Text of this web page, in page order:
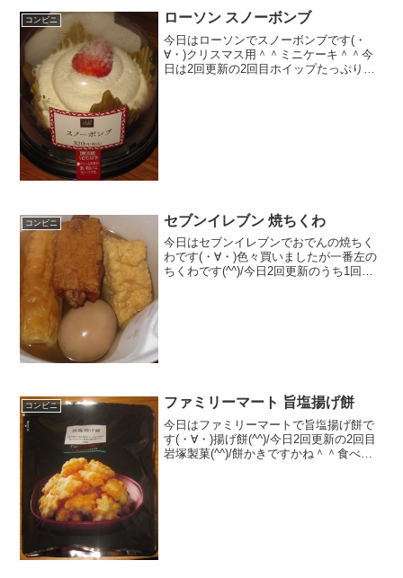
コンビニ ローソン スノーボンブ
今日はローソンでスノーボンブです(・
∀・)クリスマス用＾＾ミニケーキ＾＾今
日は2回更新の2回目ホイップたっぷり＾
コンビニ セブンイレブン 焼ちくわ
今日はセブンイレブンでおでんの焼ちく
わです(・∀・)色々買いましたが一番左の
ちくわです(^^)/今日2回更新のうち1回目
コンビニ ファミリーマート 旨塩揚げ餅
今日はファミリーマートで旨塩揚げ餅で
す(・∀・)揚げ餅(^^)/今日2回更新の2回目
岩塚製菓(^^)/餅かきですかね＾＾食べた